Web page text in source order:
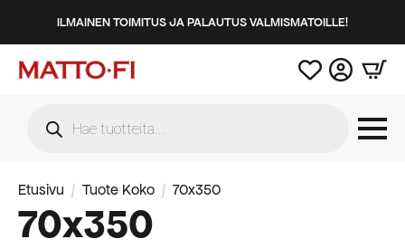
ILMAINEN TOIMITUS JA PALAUTUS VALMISMATOILLE!
search
Etusivu Tuote Koko 70x350
70x350